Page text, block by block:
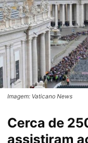
Imagem: Vaticano News
Cerca de
assistiram